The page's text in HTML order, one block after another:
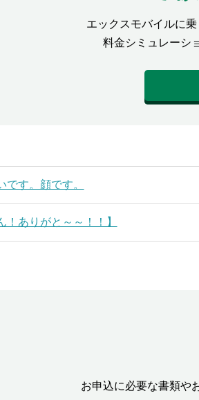
エックスモバイルに
料金シミュレーシ
です。顔です。
！ありがと～～！！】
お申込に必要な書類や